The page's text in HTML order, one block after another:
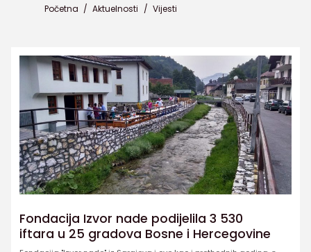
Početna / Aktuelnosti / Vijesti
Fondacija Izvor nade podijelila 3 530
iftara u 25 gradova Bosne i Hercegovine